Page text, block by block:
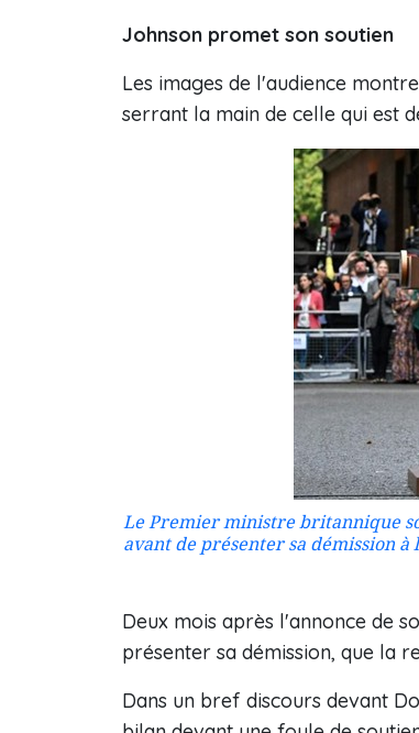
Johnson promet son soutien
Les images de l'audience
serrant la main de celle qui est
Le Premier ministre britannique
avant de présenter sa démission
Deux mois après l'annonce de
présenter sa démission, que la
Dans un bref discours devant